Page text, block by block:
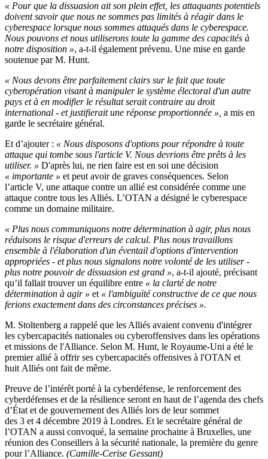
« Pour que la dissuasion ait son plein effet, les attaquants potentiels
doivent savoir que nous ne sommes pas limités à réagir dans le
cyberespace lorsque nous sommes attaqués dans le cyberespace.
Nous pouvons et nous utiliserons toute la gamme des capacités à
notre disposition », a-t-il également prévenu. Une mise en garde
soutenue par M. Hunt.
« Nous devons être parfaitement clairs sur le fait que toute
cyberopération visant à manipuler le système électoral d'un autre
pays et à en modifier le résultat serait contraire au droit
international - et justifierait une réponse proportionnée », a mis en
garde le secrétaire général.
Et d’ajouter : « Nous disposons d'options pour répondre à toute
attaque qui tombe sous l'article V. Nous devrions être prêts à les
utiliser. » D'après lui, ne rien faire est en soi une décision
« importante » et peut avoir de graves conséquences. Selon
l’article V, une attaque contre un allié est considérée comme une
attaque contre tous les Alliés. L’OTAN a désigné le cyberespace
comme un domaine militaire.
« Plus nous communiquons notre détermination à agir, plus nous
réduisons le risque d'erreurs de calcul. Plus nous travaillons
ensemble à l'élaboration d'un éventail d'options d'intervention
appropriées - et plus nous signalons notre volonté de les utiliser -
plus notre pouvoir de dissuasion est grand », a-t-il ajouté, précisant
qu’il fallait trouver un équilibre entre « la clarté de notre
détermination à agir » et « l'ambiguïté constructive de ce que nous
ferions exactement dans des circonstances précises ».
M. Stoltenberg a rappelé que les Alliés avaient convenu d'intégrer
les cybercapacités nationales ou cyberoffensives dans les opérations
et missions de l'Alliance. Selon M. Hunt, le Royaume-Uni a été le
premier allié à offrir ses cybercapacités offensives à l'OTAN et
huit Alliés ont fait de même.
Preuve de l’intérêt porté à la cyberdéfense, le renforcement des
cyberdéfenses et de la résilience seront en haut de l’agenda des chefs
d’État et de gouvernement des Alliés lors de leur sommet
des 3 et 4 décembre 2019 à Londres. Et le secrétaire général de
l’OTAN a aussi convoqué, la semaine prochaine à Bruxelles, une
réunion des Conseillers à la sécurité nationale, la première du genre
pour l’Alliance. (Camille-Cerise Gessant)